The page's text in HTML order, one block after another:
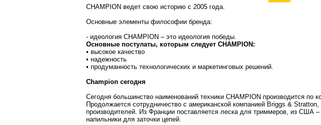
CHAMPION ведет свою историю с 2005 года.
Основные элементы философии бренда:
- идеология CHAMPION – это идеология победы.
Основные постулаты, которым следует CHAMPION:
• высокое качество
• надежность
• продуманность технологических и маркетинговых решений.
Champion сегодня
Сегодня большинство наименований техники CHAMPION производится по
Продолжается сотрудничество с американской компанией Briggs &
производителей. Из Франции поставляется леска для триммеров, из США
напильники для заточки цепей.